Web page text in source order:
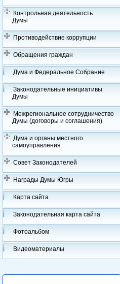
Контрольная деятельность
Думы
Противодействие коррупции
Обращения граждан
Дума и Федеральное Собрание
Законодательные инициативы
Думы
Межрегиональное сотрудничество
Думы (договоры и соглашения)
Дума и органы местного
самоуправления
Совет Законодателей
Награды Думы Югры
Карта сайта
Законодательная карта сайта
Фотоальбом
Видеоматериалы